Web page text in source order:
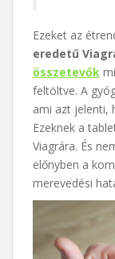
Ezeket az
eredetű
összetevők
feltöltve. A
ami azt jelenti,
Ezeknek a
Viagrára. És
előnyben a
merevedési